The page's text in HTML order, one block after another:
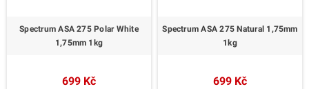
Spectrum ASA 275 Polar White
1,75mm 1kg
699 Kč
Spectrum ASA 275 Natural 1,75mm
1kg
699 Kč